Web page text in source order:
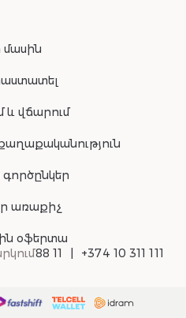
մասին
և վճարում
առաքիչ
օֆերտա
88 11 +374 10 311 111